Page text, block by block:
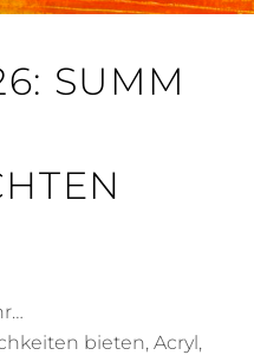
SUMM
bieten, Acryl,